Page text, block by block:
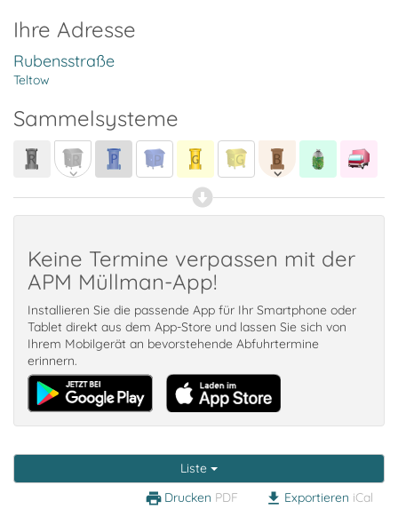
Ihre Adresse
Rubensstraße
Teltow
Sammelsysteme
Keine Termine verpassen mit der
APM Müllman-App!
Installieren Sie die passende App für Ihr Smartphone oder
Tablet direkt aus dem App-Store und lassen Sie sich von
Ihrem Mobilgerät an bevorstehende Abfuhrtermine
erinnern.
Liste
print Drucken PDF download Exportieren iCal